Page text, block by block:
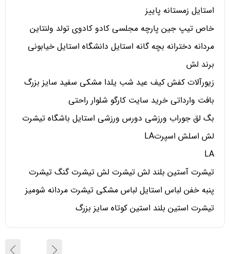
استایل زمستانه پاییز
خاص تیپ جین پارچه مجلسی کادو کادوی تولد ولنتاین
مردانه دخترانه بچه گانه استایل دانشگاه استایل خیابونی
برند لش
زیورآلات کفش کیف عید شب یلدا مشکی سفید سایز بزرگ
بافت وارداتی خرید سایت کارگو شلوار راحتی
بگ لق جوراب ورزشی دورس ورزشی استایل باشگاه تیشرت
لش اسلش اسپرتLA
LA
تیشرت آستین بلند لش تیشرت لش تیشرت گنگ تیشرت
پنبه خفن لباس استایل لباس مشکی تیشرت مردانه شومیز
تیشرت استین بلند استین کوتاه سایز بزرگ